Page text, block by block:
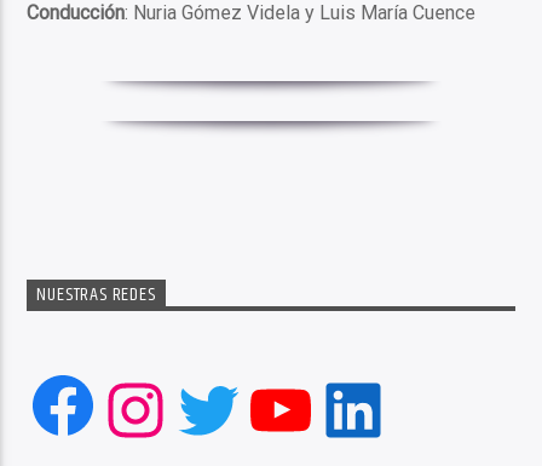
Conducción: Nuria Gómez Videla y Luis María Cuence
NUESTRAS REDES
Facebook
Instagram
Twitter
YouTube
LinkedIn